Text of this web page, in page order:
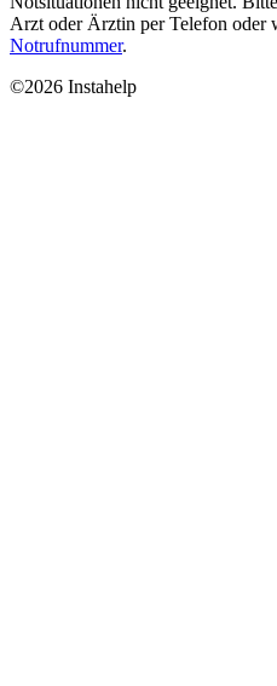
Arzt oder Ärztin per Telefon oder
Notrufnummer.
©2026 Instahelp